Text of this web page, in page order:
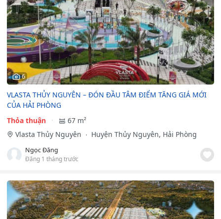
6
VLASTA THỦY NGUYÊN – ĐÓN ĐẦU TÂM ĐIỂM TĂNG GIÁ MỚI
CỦA HẢI PHÒNG
Thỏa thuận
67 m²
Vlasta Thủy Nguyên
Huyện Thủy Nguyên, Hải Phòng
Ngọc Đăng
Đăng 1 tháng trước